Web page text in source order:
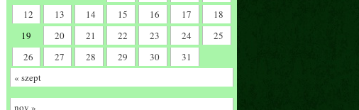
12
13 14 15 16 17
18
19
20 21 22 23 24
25
26
27 28 29 30
31
« szept
nov »